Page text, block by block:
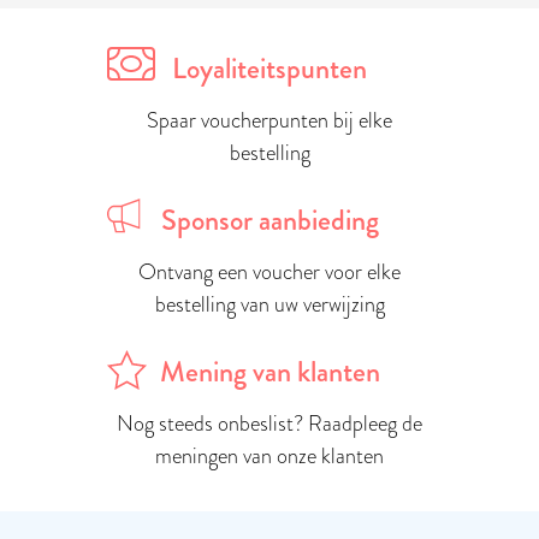
Loyaliteitspunten
Spaar voucherpunten bij elke
bestelling
Sponsor aanbieding
Ontvang een voucher voor elke
bestelling van uw verwijzing
Mening van klanten
Nog steeds onbeslist? Raadpleeg de
meningen van onze klanten